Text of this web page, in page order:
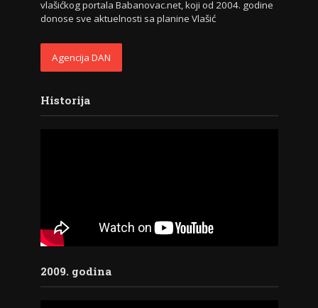
vlašićkog portala Babanovac.net, koji od 2004. godine
donose sve aktuelnosti sa planine Vlašić
Agencija DAN
Historija
2009. godina